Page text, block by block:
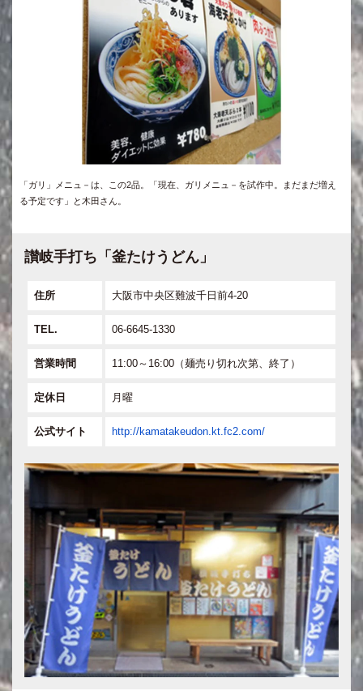
「ガリ」メニュ－は、この2品。「現在、ガリメニュ－を試作中。まだまだ増え
る予定です」と木田さん。
讃岐手打ち「釜たけうどん」
住所 大阪市中央区難波千日前4-20
TEL. 06-6645-1330
営業時間 11:00～16:00（麺売り切れ次第、終了）
定休日 月曜
公式サイト http://kamatakeudon.kt.fc2.com/